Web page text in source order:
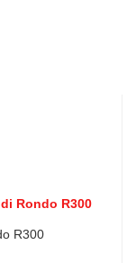
R300